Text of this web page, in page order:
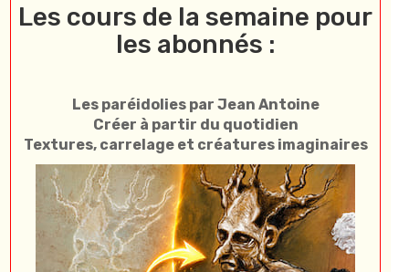
Les cours de la semaine pour
les abonnés :
Les paréidolies par Jean Antoine
Créer à partir du quotidien
Textures, carrelage et créatures imaginaires